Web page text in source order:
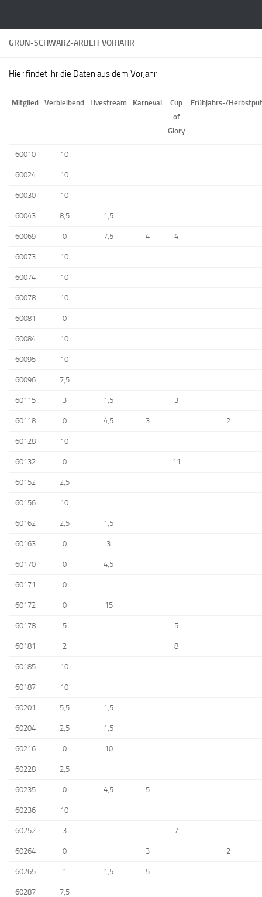
GRÜN-SCHWARZ-ARBEIT VORJAHR
Hier findet ihr die Daten aus dem Vorjahr
Mitglied Verbleibend Livestream Karneval
Cup
of
Glory
Frühjahrs-/
60010 10
60024 10
60030 10
60043 8,5 1,5
60069 0 7,5 4 4
60073 10
60074 10
60078 10
60081 0
60084 10
60095 10
60096 7,5
60115 3 1,5 3
60118 0 4,5 3 2
60128 10
60132 0 11
60152 2,5
60156 10
60162 2,5 1,5
60163 0 3
60170 0 4,5
60171 0
60172 0 15
60178 5 5
60181 2 8
60185 10
60187 10
60201 5,5 1,5
60204 2,5 1,5
60216 0 10
60228 2,5
60235 0 4,5 5
60236 10
60252 3 7
60264 0 3 2
60265 1 1,5 5
60287 7,5